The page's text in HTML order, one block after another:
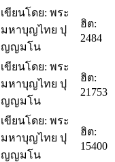
เขียนโดย: พระ
มหาบุญไทย ปุ
ญญมโน
ฮิต:
2484
เขียนโดย: พระ
มหาบุญไทย ปุ
ญญมโน
ฮิต:
21753
เขียนโดย: พระ
มหาบุญไทย ปุ
ญญมโน
ฮิต:
15400